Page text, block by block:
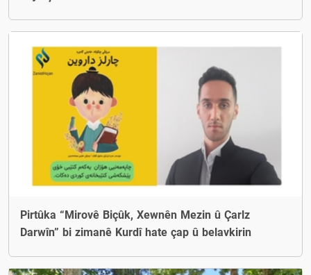
Pirtûka “Mirovê Biçûk, Xewnên Mezin û Çarlz
Darwîn” bi zimanê Kurdî hate çap û belavkirin